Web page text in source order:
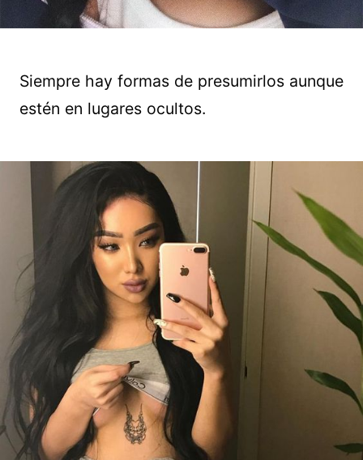
Siempre hay formas de presumirlos aunque
estén en lugares ocultos.